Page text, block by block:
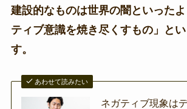
建設的なものは世界の闇といった
ティブ意識を焼き尽くすもの」と
す。
あわせて読みたい
ネガティブ現象は